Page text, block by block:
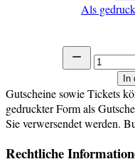
Als
In
Gutscheine sowie Tickets
gedruckter Form als
Sie verwersendet werden.
Rechtliche